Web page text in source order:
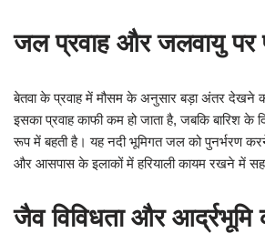
जल प्रवाह और जलवायु पर
बेतवा के प्रवाह में मौसम के अनुसार बड़ा अंतर देखने को
इसका प्रवाह काफी कम हो जाता है, जबकि बारिश के
रूप में बहती है। यह नदी भूमिगत जल को पुनर्भरण
और आसपास के इलाकों में हरियाली कायम रखने में
जैव विविधता और आर्द्रभूमि